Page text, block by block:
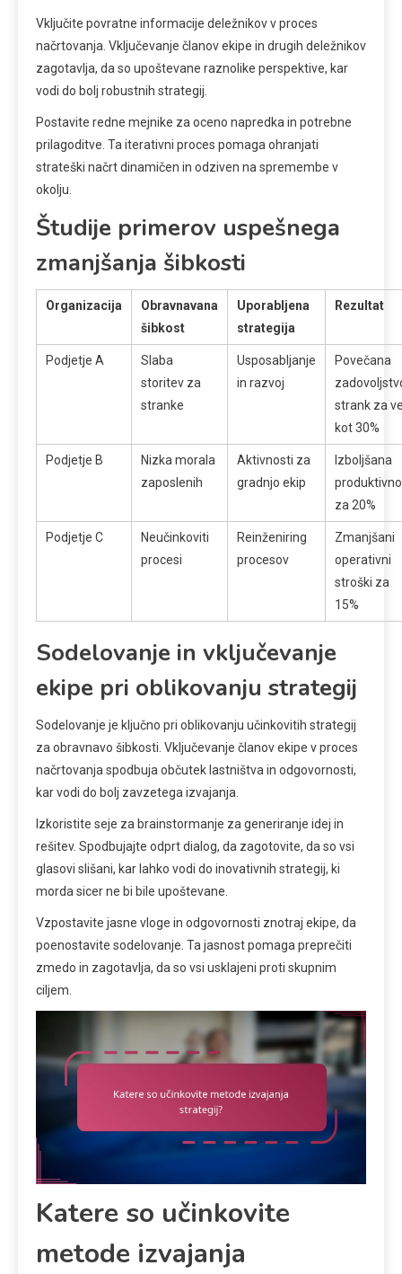
Vključite povratne informacije deležnikov v proces
načrtovanja. Vključevanje članov ekipe in drugih deležnikov
zagotavlja, da so upoštevane raznolike perspektive, kar
vodi do bolj robustnih strategij.
Postavite redne mejnike za oceno napredka in potrebne
prilagoditve. Ta iterativni proces pomaga ohranjati
strateški načrt dinamičen in odziven na spremembe v
okolju.
Študije primerov uspešnega
zmanjšanja šibkosti
Organizacija
Obravnavana
šibkost
Uporabljena
strategija
Rezultat
Podjetje A
Slaba
storitev za
stranke
Usposabljanje
in razvoj
Povečana
strank za
kot 30%
Podjetje B
Nizka morala
zaposlenih
Aktivnosti za
gradnjo ekip
Izboljšana
za 20%
Podjetje C
Neučinkoviti
procesi
Reinženiring
procesov
Zmanjšani
operativni
stroški za
15%
Sodelovanje in vključevanje
ekipe pri oblikovanju strategij
Sodelovanje je ključno pri oblikovanju učinkovitih strategij
za obravnavo šibkosti. Vključevanje članov ekipe v proces
načrtovanja spodbuja občutek lastništva in odgovornosti,
kar vodi do bolj zavzetega izvajanja.
Izkoristite seje za brainstormanje za generiranje idej in
rešitev. Spodbujajte odprt dialog, da zagotovite, da so vsi
glasovi slišani, kar lahko vodi do inovativnih strategij, ki
morda sicer ne bi bile upoštevane.
Vzpostavite jasne vloge in odgovornosti znotraj ekipe, da
poenostavite sodelovanje. Ta jasnost pomaga preprečiti
zmedo in zagotavlja, da so vsi usklajeni proti skupnim
ciljem.
Katere so učinkovite
metode izvajanja